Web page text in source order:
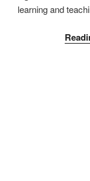
learning and